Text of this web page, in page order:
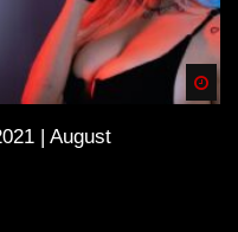
| August